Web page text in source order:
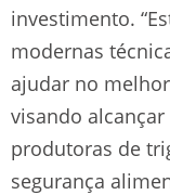
investimento.
modernas
ajudar no
visando
produtoras de
segurança